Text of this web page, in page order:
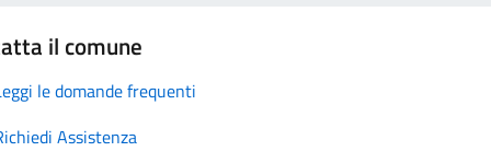
il comune
le domande frequenti
Assistenza